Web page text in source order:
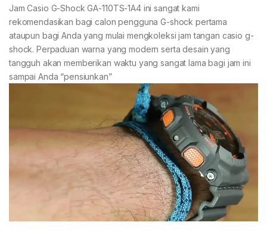
Jam Casio G-Shock GA-110TS-1A4 ini sangat kami
rekomendasikan bagi calon pengguna G-shock pertama
ataupun bagi Anda yang mulai mengkoleksi jam tangan casio g-
shock. Perpaduan warna yang modern serta desain yang
tangguh akan memberikan waktu yang sangat lama bagi jam ini
sampai Anda “pensiunkan”